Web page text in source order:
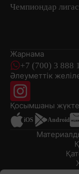
Чемпиондар
Жарнама
+7 (700) 3 888
Әлеуметтік
Қосымшаны
iOS Android